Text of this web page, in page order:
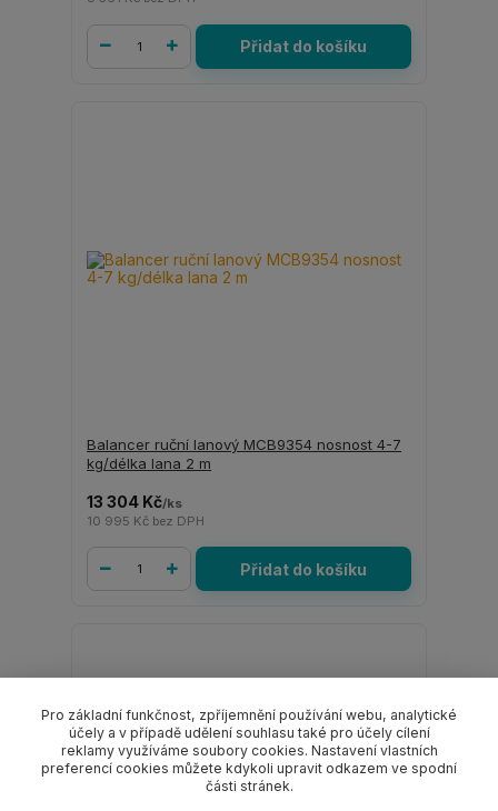
Přidat do košíku
Balancer ruční lanový MCB9354 nosnost 4-7
kg/délka lana 2 m
13 304 Kč/ks
10 995 Kč bez DPH
Přidat do košíku
Pro základní funkčnost, zpříjemnění používání webu, analytické
účely a v případě udělení souhlasu také pro účely cílení
reklamy využíváme soubory cookies. Nastavení vlastních
preferencí cookies můžete kdykoli upravit odkazem ve spodní
části stránek.